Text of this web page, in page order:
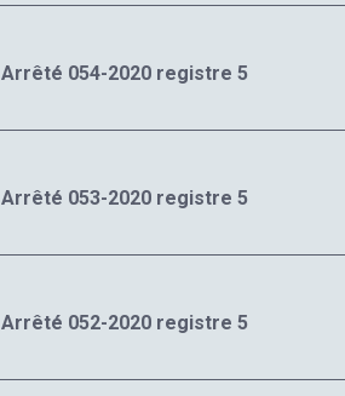
Arrêté 054-2020 registre 5
Arrêté 053-2020 registre 5
Arrêté 052-2020 registre 5